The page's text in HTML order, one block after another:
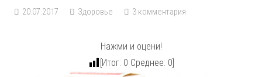
20.07.2017 Здоровье 3 комментария
Нажми и оцени!
[Итог: 0 Среднее: 0]